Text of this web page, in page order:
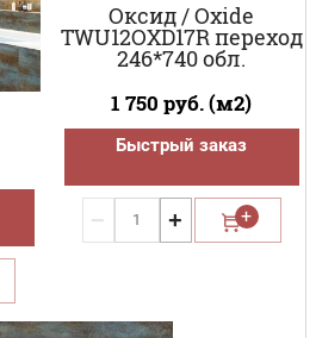
Оксид / Oxide
TWU12OXD17R переход
246*740 обл.
1 750 руб. (м2)
Быстрый заказ
− +